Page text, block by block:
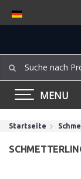
MENU
Startseite